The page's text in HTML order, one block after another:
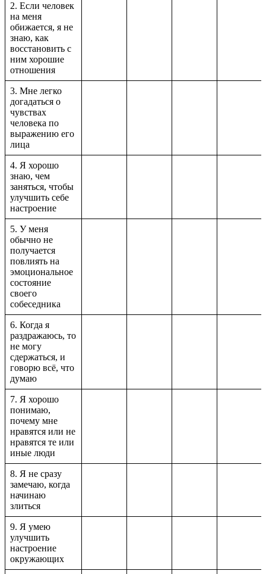
2. Если человек
на меня
обижается, я не
знаю, как
восстановить с
ним хорошие
отношения
3. Мне легко
догадаться о
чувствах
человека по
выражению его
лица
4. Я хорошо
знаю, чем
заняться, чтобы
улучшить себе
настроение
5. У меня
обычно не
получается
повлиять на
эмоциональное
состояние
своего
собеседника
6. Когда я
раздражаюсь, то
не могу
сдержаться, и
говорю всё, что
думаю
7. Я хорошо
понимаю,
почему мне
нравятся или не
нравятся те или
иные люди
8. Я не сразу
замечаю, когда
начинаю
злиться
9. Я умею
улучшить
настроение
окружающих